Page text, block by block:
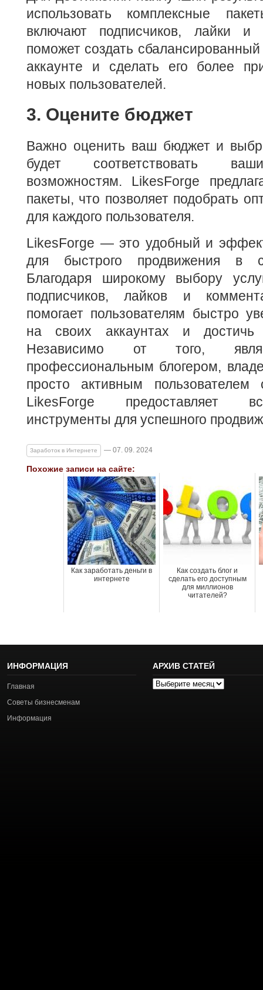
использовать комплексные
включают подписчиков, лайки и
поможет создать
аккаунте и сделать его более
новых пользователей.
3. Оцените бюджет
Важно оценить ваш бюджет и
будет соответствовать
возможностям. LikesForge
пакеты, что позволяет подобрать
для каждого пользователя.
LikesForge — это удобный и
для быстрого продвижения в
Благодаря широкому выбору
подписчиков, лайков и
помогает пользователям быстро
на своих аккаунтах и
Независимо от того,
профессиональным блогером,
просто активным пользователем
LikesForge предоставляет
инструменты для успешного
Заработок в Интернете — 07. 09. 2024
Похожие записи на сайте:
Как заработать деньги в
интернете
Как создать блог и
сделать его доступным
для миллионов
читателей?
ИНФОРМАЦИЯ
Главная
Советы бизнесменам
Информация
АРХИВ СТАТЕЙ
Архив